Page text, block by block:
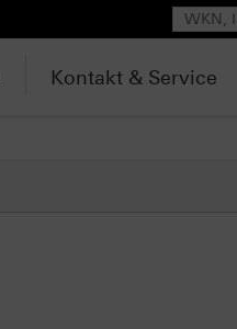
Suche
Kontakt & Service